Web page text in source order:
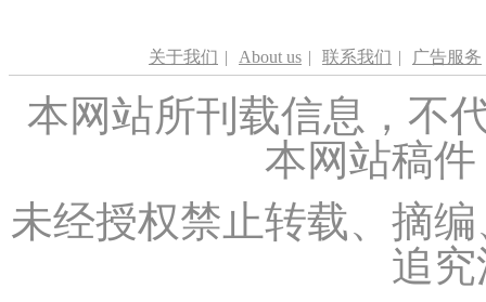
关于我们 | About us | 联系我们 | 广告服务
本网站所刊载信息，不
本网站稿
未经授权禁止转载、摘
追